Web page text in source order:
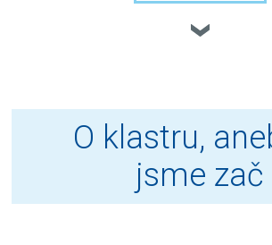
O klastru,
jsme zač